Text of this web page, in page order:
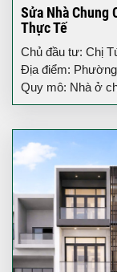
Sửa Nhà Chung
Thực Tế
Chủ đầu tư: Chị
Địa điểm:
Quy mô: Nhà ở